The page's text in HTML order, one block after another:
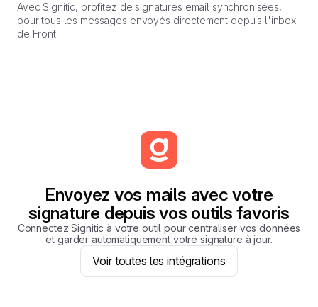
Avec Signitic, profitez de signatures email synchronisées,
pour tous les messages envoyés directement depuis l'inbox
de Front.
Envoyez vos mails avec votre
signature depuis vos outils favoris
Connectez Signitic à votre outil pour centraliser vos données
et garder automatiquement votre signature à jour.
Voir toutes les intégrations